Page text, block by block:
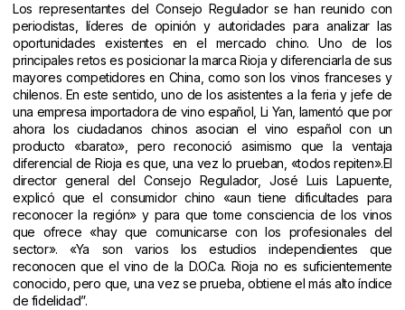
Los representantes del Consejo Regulador se han reunido con
periodistas, líderes de opinión y autoridades para analizar las
oportunidades existentes en el mercado chino. Uno de los
principales retos es posicionar la marca Rioja y diferenciarla de sus
mayores competidores en China, como son los vinos franceses y
chilenos. En este sentido, uno de los asistentes a la feria y jefe de
una empresa importadora de vino español, Li Yan, lamentó que por
ahora los ciudadanos chinos asocian el vino español con un
producto «barato», pero reconoció asimismo que la ventaja
diferencial de Rioja es que, una vez lo prueban, «todos repiten».El
director general del Consejo Regulador, José Luis Lapuente,
explicó que el consumidor chino «aun tiene dificultades para
reconocer la región» y para que tome consciencia de los vinos
que ofrece «hay que comunicarse con los profesionales del
sector». «Ya son varios los estudios independientes que
reconocen que el vino de la D.O.Ca. Rioja no es suficientemente
conocido, pero que, una vez se prueba, obtiene el más alto índice
de fidelidad”.